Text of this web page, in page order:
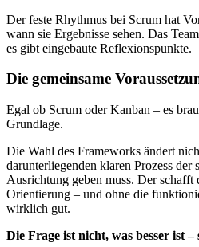
Der feste Rhythmus bei Scrum hat
wann sie Ergebnisse sehen. Das
es gibt eingebaute Reflexionspunkte.
Die gemeinsame
Egal ob Scrum oder Kanban – es
Grundlage.
Die Wahl des Frameworks ändert
darunterliegenden klaren Prozess der
Ausrichtung geben muss. Der
Orientierung – und ohne die
wirklich gut.
Die Frage ist nicht, was besser ist –